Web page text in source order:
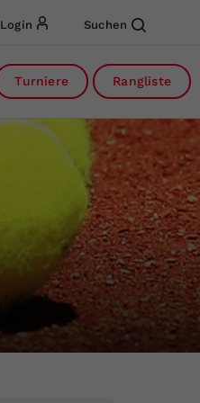
Login Suchen
Turniere Rangliste